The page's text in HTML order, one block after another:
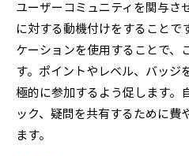
ユーザーコミュニティを関与さ
に対する動機付けをすることで
ケーションを使用することで、
す。ポイントやレベル、バッジ
極的に参加するよう促します。
ック、疑問を共有するために費
ます。